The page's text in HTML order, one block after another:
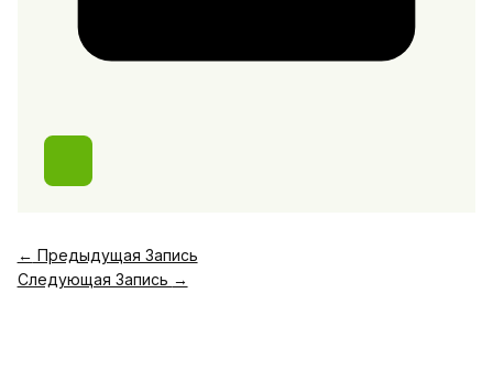
← Предыдущая Запись
Следующая Запись →